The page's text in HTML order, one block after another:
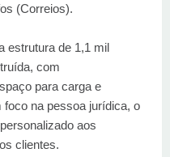
(Correios).
estrutura de 1,1 mil
com
para carga e
na pessoa jurídica, o
aos
clientes.